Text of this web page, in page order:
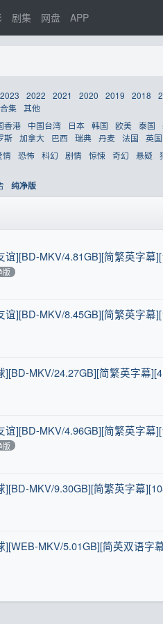
剧集 网盘 APP
2023 2022 2021 2020 2019 2018
合集 其他
香港 中国台湾 日本 韩国 欧美 泰国
斯 加拿大 巴西 瑞典 丹麦 法国 英国
情 恐怖 科幻 剧情 惊悚 奇幻 悬疑
纯净版
谊][BD-MKV/4.81GB][简繁英字幕
版
谊][BD-MKV/8.45GB][简繁英字幕
][BD-MKV/24.27GB][简繁英字幕
谊][BD-MKV/4.96GB][简繁英字
版
][BD-MKV/9.30GB][简繁英字幕
][WEB-MKV/5.01GB][简英双语字